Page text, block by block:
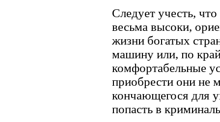
Следует учесть,
весьма высоки,
жизни богатых
машину или, по
комфортабельные
приобрести они не
кончающегося для
попасть в